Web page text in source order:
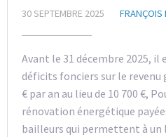
30 SEPTEMBRE 2025 FRANÇOIS
Avant le 31 décembre 2025, il
déficits fonciers sur le revenu
€ par an au lieu de 10 700 €,
rénovation énergétique
bailleurs qui permettent à un